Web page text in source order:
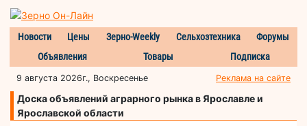
Новости Цены Зерно-Weekly Сельхозтехника
Форумы
Объявления
Товары Подписка
9 августа 2026г., Воскресенье Реклама на сайте
Доска объявлений аграрного рынка в Ярославле и
Ярославской области